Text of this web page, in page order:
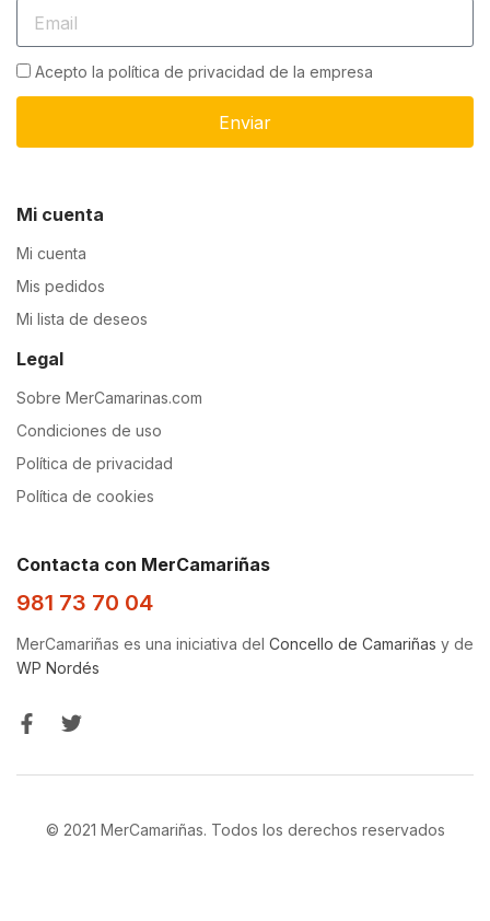
Acepto la política de privacidad de la empresa
Enviar
Mi cuenta
Mi cuenta
Mis pedidos
Mi lista de deseos
Legal
Sobre MerCamarinas.com
Condiciones de uso
Política de privacidad
Política de cookies
Contacta con MerCamariñas
981 73 70 04
MerCamariñas es una iniciativa del Concello de Camariñas y de
WP Nordés
© 2021 MerCamariñas. Todos los derechos reservados